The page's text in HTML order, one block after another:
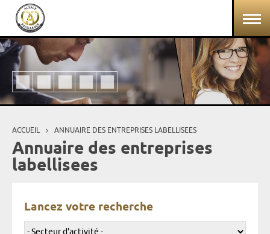
Aller au contenu principal
Vous êtes ici
ACCUEIL ANNUAIRE DES ENTREPRISES LABELLISEES
Annuaire des entreprises
labellisees
Lancez votre recherche
Panneau de gestion des cookies